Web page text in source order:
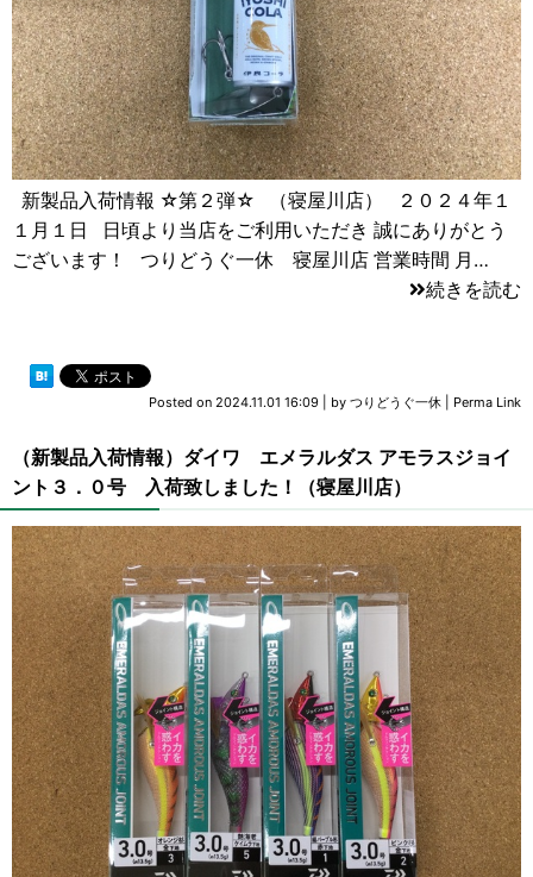
新製品入荷情報 ☆第２弾☆ （寝屋川店） ２０２４年１
１月１日 日頃より当店をご利用いただき 誠にありがとう
ございます！ つりどうぐ一休 寝屋川店 営業時間 月…
続きを読む
Posted on 2024.11.01 16:09 by つりどうぐ一休 Perma Link
（新製品入荷情報）ダイワ エメラルダス アモラスジョイ
ント３．０号 入荷致しました！（寝屋川店）